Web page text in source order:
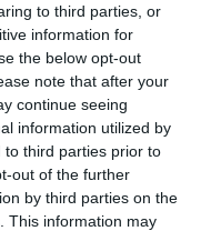
to third parties, or
information for
the below opt-out
note that after your
continue seeing
information utilized by
to third parties prior to
out of the further
by third parties on the
This information may